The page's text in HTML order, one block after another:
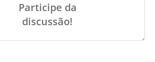
Participe da
discussão!